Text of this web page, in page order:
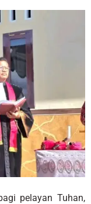
pelayan Tuhan,